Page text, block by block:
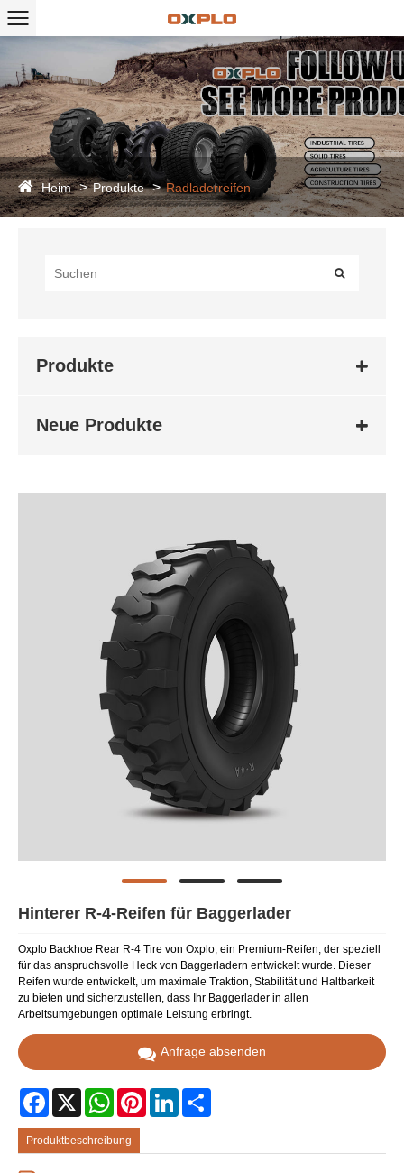
Heim Produkte Radladerreifen
Produkte
Neue Produkte
Hinterer R-4-Reifen für Baggerlader
Oxplo Backhoe Rear R-4 Tire von Oxplo, ein Premium-Reifen, der speziell
für das anspruchsvolle Heck von Baggerladern entwickelt wurde. Dieser
Reifen wurde entwickelt, um maximale Traktion, Stabilität und Haltbarkeit
zu bieten und sicherzustellen, dass Ihr Baggerlader in allen
Arbeitsumgebungen optimale Leistung erbringt.
Anfrage absenden
Facebook
X WhatsAppPinterestLinkedIn
Produktbeschreibung